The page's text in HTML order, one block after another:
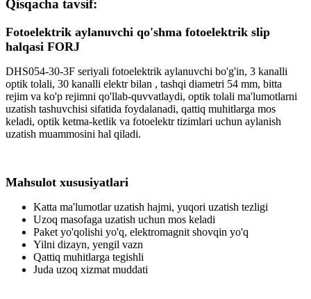
Qisqacha tavsif:
Fotoelektrik aylanuvchi qo'shma fotoelektrik slip
halqasi FORJ
DHS054-30-3F seriyali fotoelektrik aylanuvchi bo'g'in, 3 kanalli
optik tolali, 30 kanalli elektr bilan , tashqi diametri 54 mm, bitta
rejim va ko'p rejimni qo'llab-quvvatlaydi, optik tolali ma'lumotlarni
uzatish tashuvchisi sifatida foydalanadi, qattiq muhitlarga mos
keladi, optik ketma-ketlik va fotoelektr tizimlari uchun aylanish
uzatish muammosini hal qiladi.
Mahsulot xususiyatlari
Katta ma'lumotlar uzatish hajmi, yuqori uzatish tezligi
Uzoq masofaga uzatish uchun mos keladi
Paket yo'qolishi yo'q, elektromagnit shovqin yo'q
Yilni dizayn, yengil vazn
Qattiq muhitlarga tegishli
Juda uzoq xizmat muddati